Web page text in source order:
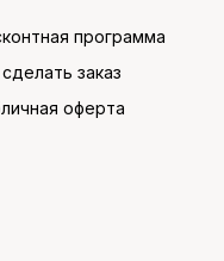
программа
заказ
оферта